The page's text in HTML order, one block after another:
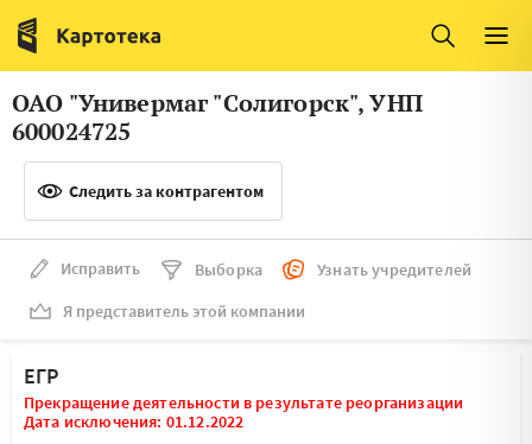
Италия
Люксембург
Литва
Латвия
Словения
Франция
Финляндия
Швеция
Мальта
ОАО "Универмаг "Солигорск", УНП
600024725
Следить за контрагентом
Исправить Выборка
Узнать учредителей
Я представитель этой компании
ЕГР
Прекращение деятельности в результате реорганизации
Дата исключения: 01.12.2022